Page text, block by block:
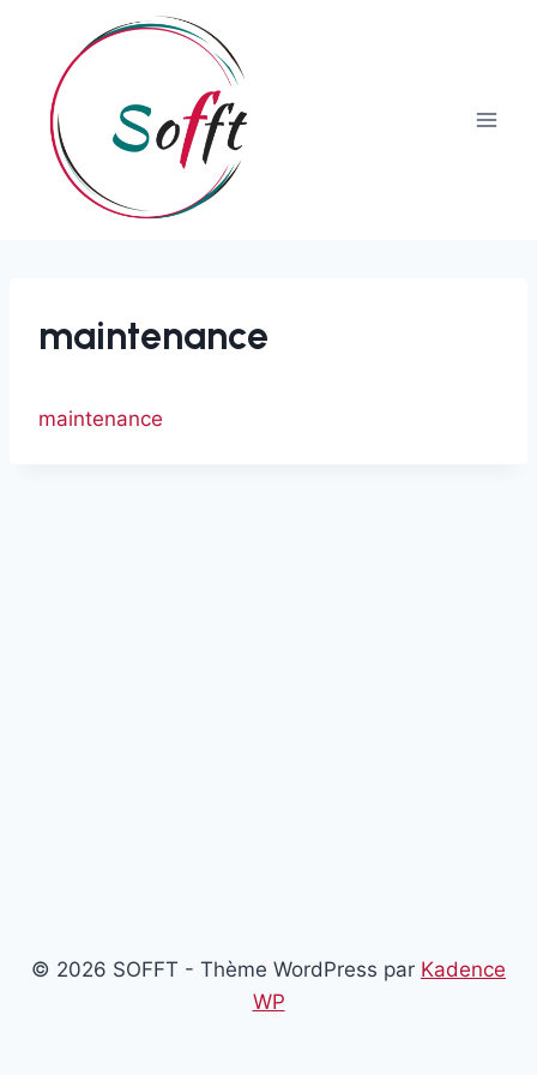
maintenance
maintenance
© 2026 SOFFT - Thème WordPress par Kadence
WP